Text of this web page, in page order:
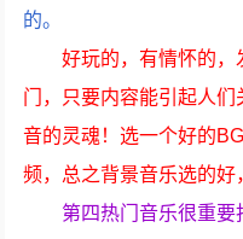
的。
好玩的，有情怀的
门，只要内容能引起人
音的灵魂！选一个好的
频，总之背景音乐选的好
第四热门音乐很重